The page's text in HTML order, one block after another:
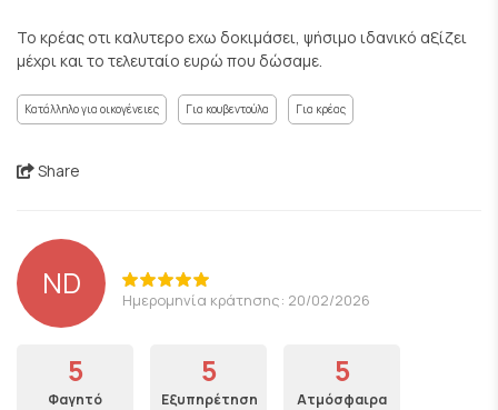
Το κρέας οτι καλυτερο εχω δοκιμάσει, ψήσιμο ιδανικό αξίζει
μέχρι και το τελευταίο ευρώ που δώσαμε.
Κατάλληλο για οικογένειες Για κουβεντούλα Για κρέας
Share
ND Ημερομηνία κράτησης: 20/02/2026
5
Φαγητό
5
Εξυπηρέτηση
5
Ατμόσφαιρα